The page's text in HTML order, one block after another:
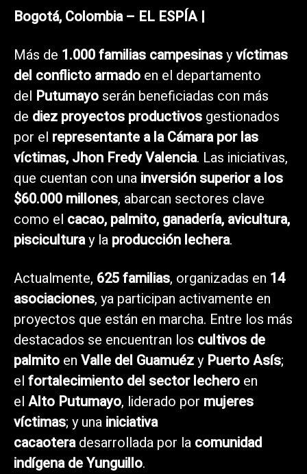
Bogotá, Colombia – EL ESPÍA |
Más de 1.000 familias campesinasyvíctimas
del conflicto armado en el departamento
del Putumayo serán beneficiadas con más
de diez proyectos productivos gestionados
por el representante a la Cámara por las
víctimas, Jhon Fredy Valencia. Las iniciativas,
que cuentan con una inversión superior a los
$60.000 millones, abarcan sectores clave
como el cacao, palmito, ganadería, avicultura,
pisciculturay la producción lechera.
Actualmente, 625 familias, organizadas en 14
asociaciones, ya participan activamente en
proyectos que están en marcha. Entre los más
destacados se encuentran los cultivos de
palmito en Valle del Guamuézy Puerto Asís;
el fortalecimiento del sector lechero en
el Alto Putumayo, liderado por mujeres
víctimas; y una iniciativa
cacaoteradesarrollada por la comunidad
indígena de Yunguillo.